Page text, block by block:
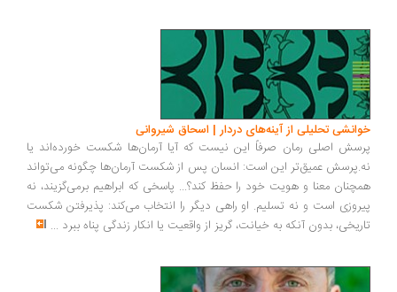
تحلیلی از آینه‌های دردار | اسحاق شیروانی
اصلی رمان صرفاً این نیست که آیا آرمان‌ها شکست خورده‌اند یا
عمیق‌تر این است: انسان پس از شکست آرمان‌ها چگونه می‌تواند
معنا و هویت خود را حفظ کند؟... پاسخی که ابراهیم برمی‌گزیند، نه
است و نه تسلیم. او راهی دیگر را انتخاب می‌کند: پذیرفتن شکست
بدون آنکه به خیانت، گریز از واقعیت یا انکار زندگی پناه ببرد...